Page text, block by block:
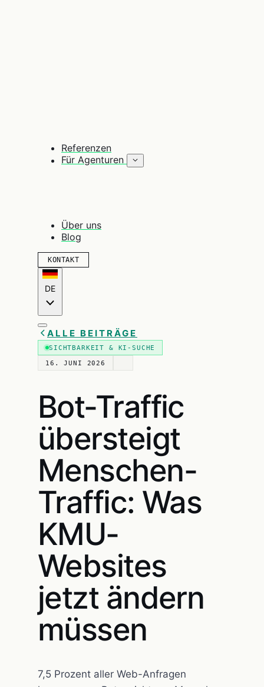
Referenzen
Für Agenturen
Über uns
Blog
KONTAKT
DE
ALLE BEITRÄGE
SICHTBARKEIT & KI-SUCHE
16. JUNI 2026
Bot-Traffic
übersteigt
Menschen-
Traffic: Was
KMU-
Websites
jetzt ändern
müssen
7,5 Prozent aller Web-Anfragen